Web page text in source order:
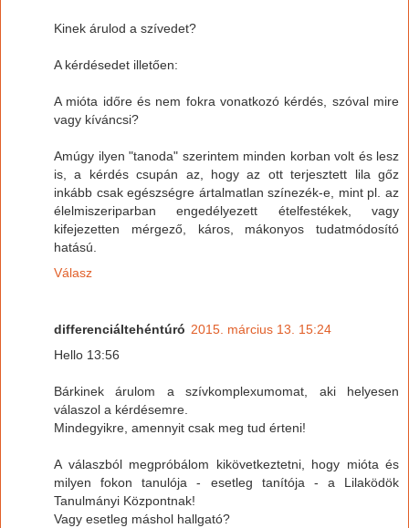
Kinek árulod a szívedet?
A kérdésedet illetően:
A mióta időre és nem fokra vonatkozó kérdés, szóval mire
vagy kíváncsi?
Amúgy ilyen "tanoda" szerintem minden korban volt és lesz
is, a kérdés csupán az, hogy az ott terjesztett lila gőz
inkább csak egészségre ártalmatlan színezék-e, mint pl. az
élelmiszeriparban engedélyezett ételfestékek, vagy
kifejezetten mérgező, káros, mákonyos tudatmódosító
hatású.
Válasz
differenciáltehéntúró 2015. március 13. 15:24
Hello 13:56
Bárkinek árulom a szívkomplexumomat, aki helyesen
válaszol a kérdésemre.
Mindegyikre, amennyit csak meg tud érteni!
A válaszból megpróbálom kikövetkeztetni, hogy mióta és
milyen fokon tanulója - esetleg tanítója - a Lilaködök
Tanulmányi Központnak!
Vagy esetleg máshol hallgató?